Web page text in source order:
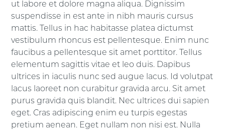
ut labore et dolore magna aliqua. Dignissim
suspendisse in est ante in nibh mauris cursus
mattis. Tellus in hac habitasse platea dictumst
vestibulum rhoncus est pellentesque. Enim nunc
faucibus a pellentesque sit amet porttitor. Tellus
elementum sagittis vitae et leo duis. Dapibus
ultrices in iaculis nunc sed augue lacus. Id volutpat
lacus laoreet non curabitur gravida arcu. Sit amet
purus gravida quis blandit. Nec ultrices dui sapien
eget. Cras adipiscing enim eu turpis egestas
pretium aenean. Eget nullam non nisi est. Nulla